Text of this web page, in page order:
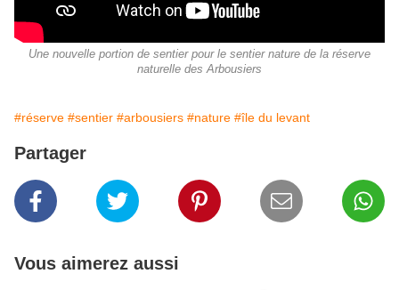
Une nouvelle portion de sentier pour le sentier nature de la réserve
naturelle des Arbousiers
#réserve #sentier #arbousiers #nature #île du levant
Partager
Vous aimerez aussi